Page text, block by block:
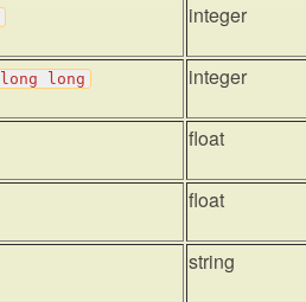
integer
long long integer
float
float
string